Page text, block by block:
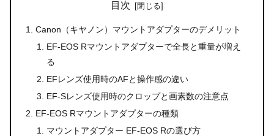
目次
Canon（キヤノン）マウントアダプターのデメリット
EF-EOS Rマウントアダプターで全長と重量が増え
る
EFレンズ使用時のAFと操作感の違い
EF-Sレンズ使用時のクロップと画素数の注意点
EF-EOS Rマウントアダプターの種類
マウントアダプター EF-EOS Rの選び方